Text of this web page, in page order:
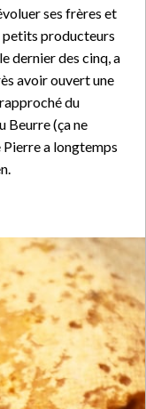
ses frères et
petits producteurs
dernier des cinq, a
avoir ouvert une
du
Beurre (ça ne
Pierre a longtemps